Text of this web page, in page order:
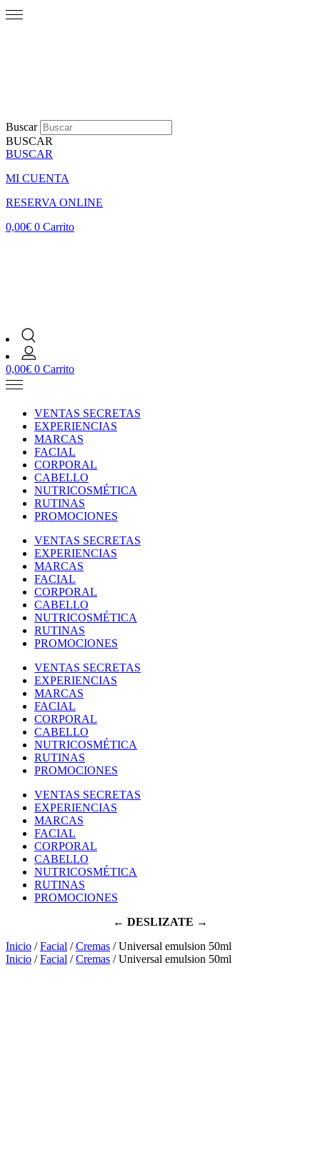
Buscar
BUSCAR
BUSCAR
MI CUENTA
RESERVA ONLINE
0,00€ 0 Carrito
0,00€ 0 Carrito
VENTAS SECRETAS
EXPERIENCIAS
MARCAS
FACIAL
CORPORAL
CABELLO
NUTRICOSMÉTICA
RUTINAS
PROMOCIONES
VENTAS SECRETAS
EXPERIENCIAS
MARCAS
FACIAL
CORPORAL
CABELLO
NUTRICOSMÉTICA
RUTINAS
PROMOCIONES
VENTAS SECRETAS
EXPERIENCIAS
MARCAS
FACIAL
CORPORAL
CABELLO
NUTRICOSMÉTICA
RUTINAS
PROMOCIONES
VENTAS SECRETAS
EXPERIENCIAS
MARCAS
FACIAL
CORPORAL
CABELLO
NUTRICOSMÉTICA
RUTINAS
PROMOCIONES
← DESLIZATE →
Inicio /Facial /Cremas / Universal emulsion 50ml
Inicio /Facial /Cremas / Universal emulsion 50ml